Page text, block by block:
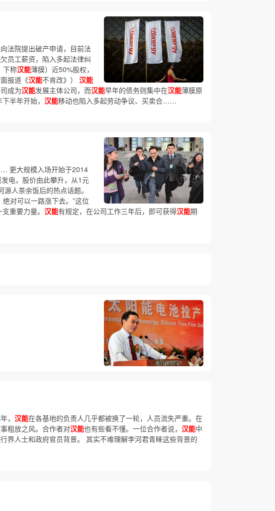
法院提出破产申请，目前法
员工薪资，陷入多起法律纠
下称汉能薄膜）近50%股权，
报道《汉能不肯改》） 汉能
成为汉能发展主体公司，而汉能早年的债务则集中在汉能薄膜原
半年开始， 汉能移动也陷入多起劳动争议、买卖合……
更大规模入场开始于2014
电，股价由此攀升，从1元
源人茶余饭后的热点话题。
对可以一路涨下去。”这位
重要力量。 汉能有规定，在公司工作三年后，即可获得汉能期
， 汉能在各基地的负责人几乎都被换了一轮，人员流失严重。在
粗放之风。合作者对汉能也有些看不懂。一位合作者说， 汉能中
界人士和政府官员背景。 其实不难理解李河君青睐这些背景的